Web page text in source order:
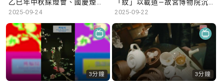
2025-09-24 2025-09-22
3分鐘 3分鐘